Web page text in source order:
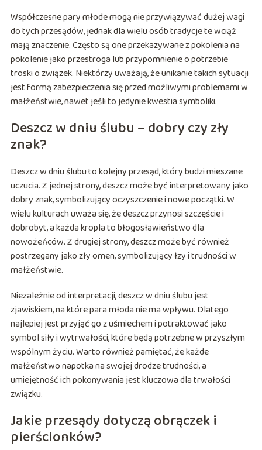
Współczesne pary młode mogą nie przywiązywać dużej wagi
do tych przesądów, jednak dla wielu osób tradycje te wciąż
mają znaczenie. Często są one przekazywane z pokolenia na
pokolenie jako przestroga lub przypomnienie o potrzebie
troski o związek. Niektórzy uważają, że unikanie takich sytuacji
jest formą zabezpieczenia się przed możliwymi problemami w
małżeństwie, nawet jeśli to jedynie kwestia symboliki.
Deszcz w dniu ślubu – dobry czy zły
znak?
Deszcz w dniu ślubu to kolejny przesąd, który budzi mieszane
uczucia. Z jednej strony, deszcz może być interpretowany jako
dobry znak, symbolizujący oczyszczenie i nowe początki. W
wielu kulturach uważa się, że deszcz przynosi szczęście i
dobrobyt, a każda kropla to błogosławieństwo dla
nowożeńców. Z drugiej strony, deszcz może być również
postrzegany jako zły omen, symbolizujący łzy i trudności w
małżeństwie.
Niezależnie od interpretacji, deszcz w dniu ślubu jest
zjawiskiem, na które para młoda nie ma wpływu. Dlatego
najlepiej jest przyjąć go z uśmiechem i potraktować jako
symbol siły i wytrwałości, które będą potrzebne w przyszłym
wspólnym życiu. Warto również pamiętać, że każde
małżeństwo napotka na swojej drodze trudności, a
umiejętność ich pokonywania jest kluczowa dla trwałości
związku.
Jakie przesądy dotyczą obrączek i
pierścionków?